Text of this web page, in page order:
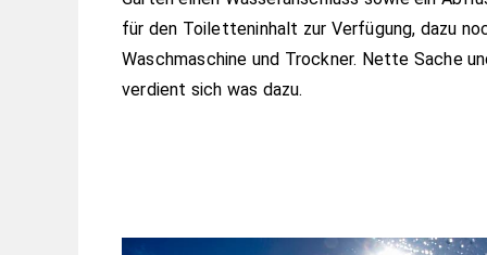
für den Toiletteninhalt zur Verfügung, dazu
Waschmaschine und Trockner. Nette Sache
verdient sich was dazu.